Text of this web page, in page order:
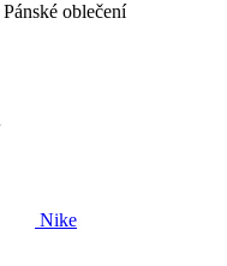
Pánské oblečení
Nike